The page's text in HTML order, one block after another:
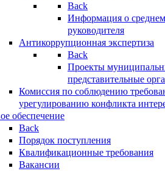
Back
Информация о
руководителя
Антикоррупционная экспертиза
Back
Проекты
представительные
Комиссия по соблюдению
урегулированию конфликта
обеспечение
Back
Порядок поступления
Квалификационные требования
Вакансии